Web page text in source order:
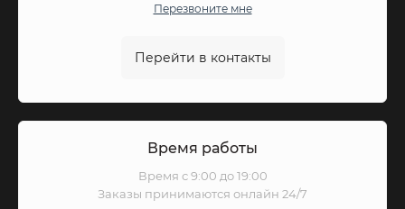
Перезвоните мне
Перейти в контакты
Время работы
Время с 9:00 до 19:00
Заказы принимаются онлайн 24/7